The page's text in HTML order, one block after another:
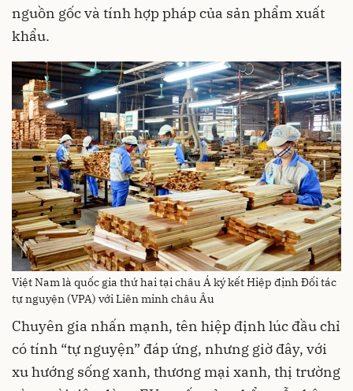
nguồn gốc và tính hợp pháp của sản phẩm xuất
khẩu.
Việt Nam là quốc gia thứ hai tại châu Á ký kết Hiệp định Đối tác
tự nguyện (VPA) với Liên minh châu Âu
Chuyên gia nhấn mạnh, tên hiệp định lúc đầu chỉ
có tính “tự nguyện” đáp ứng, nhưng giờ đây, với
xu hướng sống xanh, thương mại xanh, thị trường